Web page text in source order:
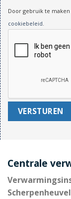
Door gebruik te
cookiebeleid.
Centrale